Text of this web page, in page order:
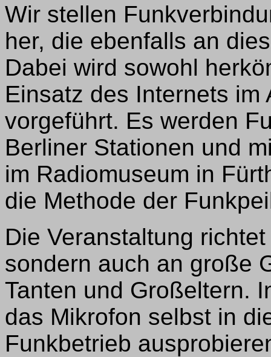
Wir stellen
her, die ebenfalls an
Dabei wird sowohl
Einsatz des Internets
vorgeführt. Es werden
Berliner Stationen und
im Radiomuseum in
die Methode der
Die Veranstaltung
sondern auch an große
Tanten und Großeltern.
das Mikrofon selbst in
Funkbetrieb